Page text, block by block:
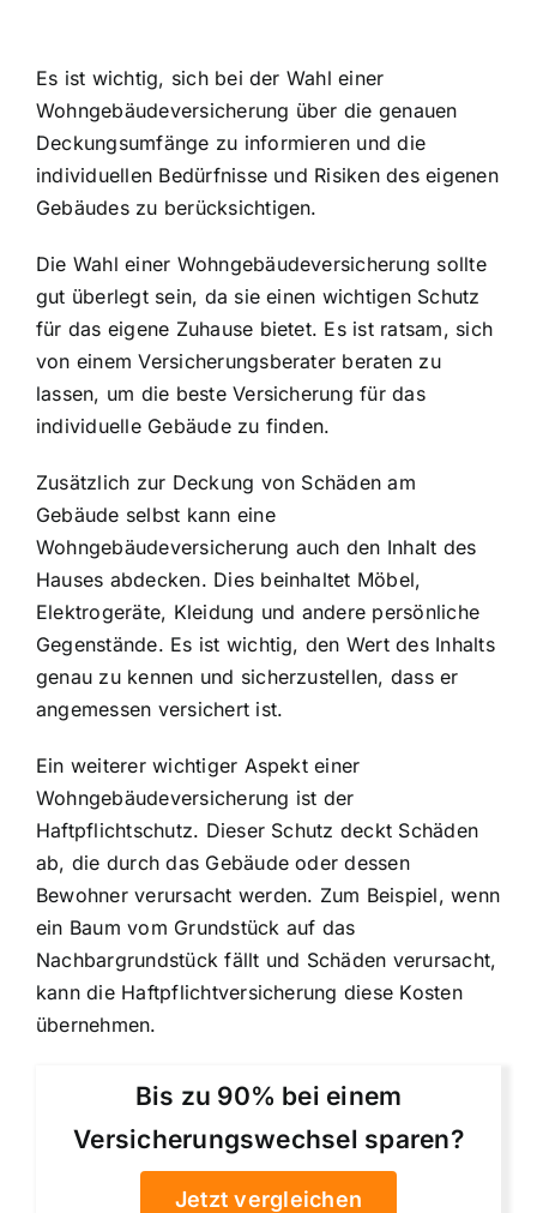
Es ist wichtig, sich bei der Wahl einer
Wohngebäudeversicherung über die genauen
Deckungsumfänge zu informieren und die
individuellen Bedürfnisse und Risiken des eigenen
Gebäudes zu berücksichtigen.
Die Wahl einer Wohngebäudeversicherung sollte
gut überlegt sein, da sie einen wichtigen Schutz
für das eigene Zuhause bietet. Es ist ratsam, sich
von einem Versicherungsberater beraten zu
lassen, um die beste Versicherung für das
individuelle Gebäude zu finden.
Zusätzlich zur Deckung von Schäden am
Gebäude selbst kann eine
Wohngebäudeversicherung auch den Inhalt des
Hauses abdecken. Dies beinhaltet Möbel,
Elektrogeräte, Kleidung und andere persönliche
Gegenstände. Es ist wichtig, den Wert des Inhalts
genau zu kennen und sicherzustellen, dass er
angemessen versichert ist.
Ein weiterer wichtiger Aspekt einer
Wohngebäudeversicherung ist der
Haftpflichtschutz. Dieser Schutz deckt Schäden
ab, die durch das Gebäude oder dessen
Bewohner verursacht werden. Zum Beispiel, wenn
ein Baum vom Grundstück auf das
Nachbargrundstück fällt und Schäden verursacht,
kann die Haftpflichtversicherung diese Kosten
übernehmen.
Bis zu 90% bei einem
Versicherungswechsel sparen?
Jetzt vergleichen